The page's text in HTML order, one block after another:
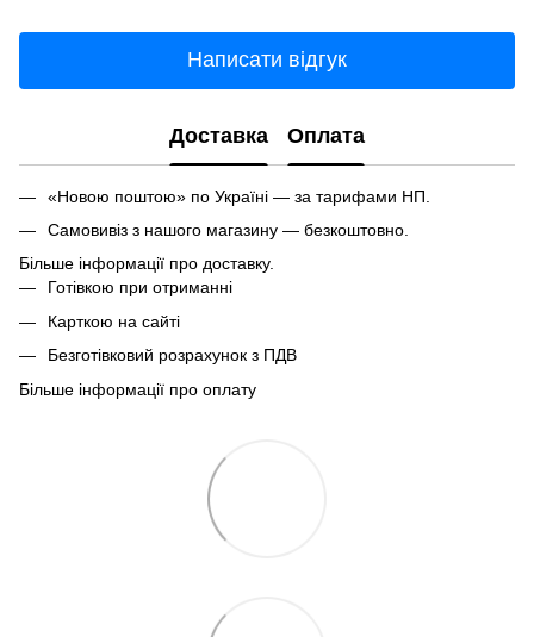
Написати відгук
Доставка Оплата
«Новою поштою» по Україні — за тарифами НП.
Самовивіз з нашого магазину — безкоштовно.
Більше інформації про доставку.
Готівкою при отриманні
Карткою на сайті
Безготівковий розрахунок з ПДВ
Більше інформації про оплату